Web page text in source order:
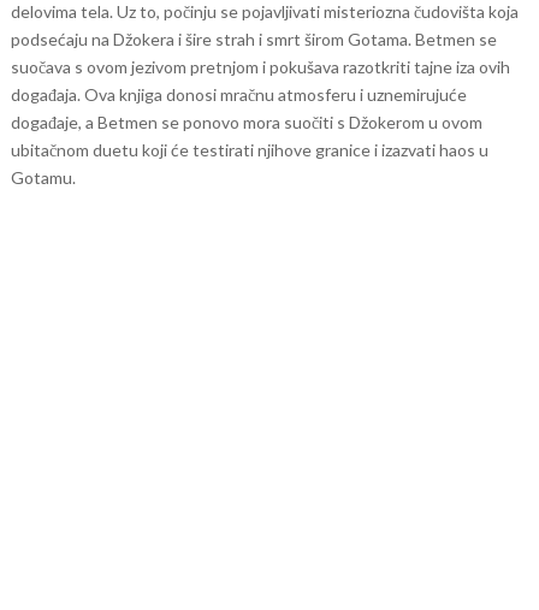
delovima tela. Uz to, počinju se pojavljivati misteriozna čudovišta koja
podsećaju na Džokera i šire strah i smrt širom Gotama. Betmen se
suočava s ovom jezivom pretnjom i pokušava razotkriti tajne iza ovih
događaja. Ova knjiga donosi mračnu atmosferu i uznemirujuće
događaje, a Betmen se ponovo mora suočiti s Džokerom u ovom
ubitačnom duetu koji će testirati njihove granice i izazvati haos u
Gotamu.